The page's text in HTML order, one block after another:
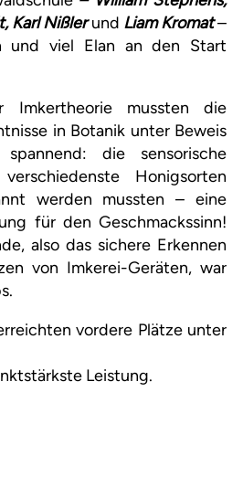
Karl Nißlerund Liam Kromat–
und viel Elan an den Start
Imkertheorie mussten die
in Botanik unter Beweis
spannend: die sensorische
Honigsorten
werden mussten – eine
für den Geschmackssinn!
also das sichere Erkennen
von Imkerei-Geräten, war
vordere Plätze unter
Leistung.